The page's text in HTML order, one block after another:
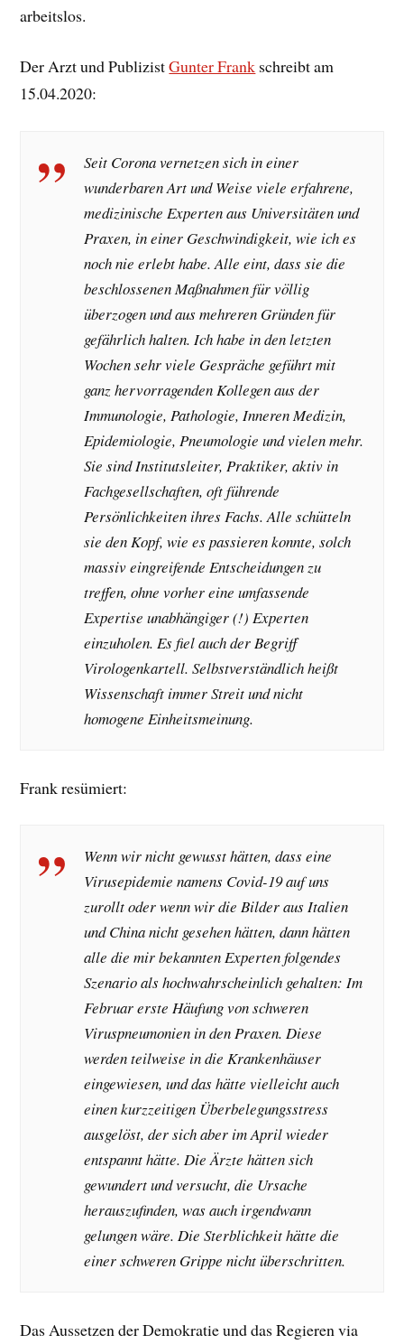
arbeitslos.
Der Arzt und PublizistGunter Frank schreibt am
15.04.2020:
Seit Corona vernetzen sich in einer
wunderbaren Art und Weise viele erfahrene,
medizinische Experten aus Universitäten und
Praxen, in einer Geschwindigkeit, wie ich es
noch nie erlebt habe. Alle eint, dass sie die
beschlossenen Maßnahmen für völlig
überzogen und aus mehreren Gründen für
gefährlich halten. Ich habe in den letzten
Wochen sehr viele Gespräche geführt mit
ganz hervorragenden Kollegen aus der
Immunologie, Pathologie, Inneren Medizin,
Epidemiologie, Pneumologie und vielen mehr.
Sie sind Institutsleiter, Praktiker, aktiv in
Fachgesellschaften, oft führende
Persönlichkeiten ihres Fachs. Alle schütteln
sie den Kopf, wie es passieren konnte, solch
massiv eingreifende Entscheidungen zu
treffen, ohne vorher eine umfassende
Expertise unabhängiger (!) Experten
einzuholen. Es fiel auch der Begriff
Virologenkartell. Selbstverständlich heißt
Wissenschaft immer Streit und nicht
homogene Einheitsmeinung.
Frank resümiert:
Wenn wir nicht gewusst hätten, dass eine
Virusepidemie namens Covid-19 auf uns
zurollt oder wenn wir die Bilder aus Italien
und China nicht gesehen hätten, dann hätten
alle die mir bekannten Experten folgendes
Szenario als hochwahrscheinlich gehalten: Im
Februar erste Häufung von schweren
Viruspneumonien in den Praxen. Diese
werden teilweise in die Krankenhäuser
eingewiesen, und das hätte vielleicht auch
einen kurzzeitigen Überbelegungsstress
ausgelöst, der sich aber im April wieder
entspannt hätte. Die Ärzte hätten sich
gewundert und versucht, die Ursache
herauszufinden, was auch irgendwann
gelungen wäre. Die Sterblichkeit hätte die
einer schweren Grippe nicht überschritten.
Das Aussetzen der Demokratie und das Regieren via